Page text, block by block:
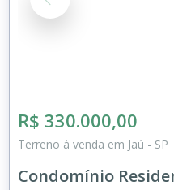
R$ 330.000,00
Terreno à venda em Jaú - SP
Condomínio